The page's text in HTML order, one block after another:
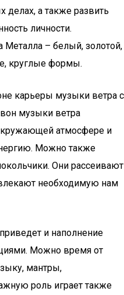
делах, а также развить
личности.
Металла – белый, золотой,
круглые формы.
карьеры музыки ветра с
музыки ветра
атмосфере и
Можно также
Они рассеивают
необходимую нам
и наполнение
Можно время от
мантры,
роль играет также